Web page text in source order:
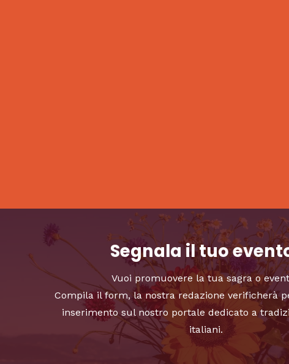
Segnala il tuo
Vuoi promuovere la tua sagra o
Compila il form, la nostra redazione verificherà
inserimento sul nostro portale dedicato a
italiani.